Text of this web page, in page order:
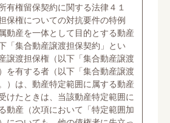
有権留保契約に関する法律４１
権についての対抗要件の特例
動産を一体として目的とする動産
「集合動産譲渡担保契約」とい
譲渡担保権（以下「集合動産譲渡
を有する者（以下「集合動産譲渡
）は、動産特定範囲に属する動産
けたときは、当該動産特定範囲に
動産（次項において「特定範囲加